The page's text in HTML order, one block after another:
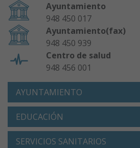
Ayuntamiento
948 450 017
Ayuntamiento(fax)
948 450 939
Centro de salud
948 456 001
AYUNTAMIENTO
EDUCACIÓN
SERVICIOS SANITARIOS